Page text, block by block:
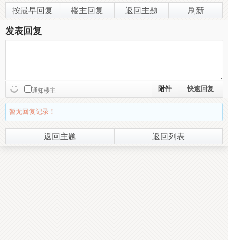
按最早回复 楼主回复 返回主题 刷新
发表回复
通知楼主 附件
暂无回复记录！
返回主题 返回列表